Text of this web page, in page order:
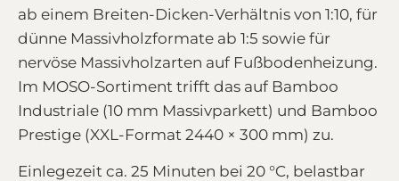
ab einem Breiten-Dicken-Verhältnis von 1:10, für
dünne Massivholzformate ab 1:5 sowie für
nervöse Massivholzarten auf Fußbodenheizung.
Im MOSO-Sortiment trifft das auf Bamboo
Industriale (10 mm Massivparkett) und Bamboo
Prestige (XXL-Format 2440 × 300 mm) zu.
Einlegezeit ca. 25 Minuten bei 20 °C, belastbar